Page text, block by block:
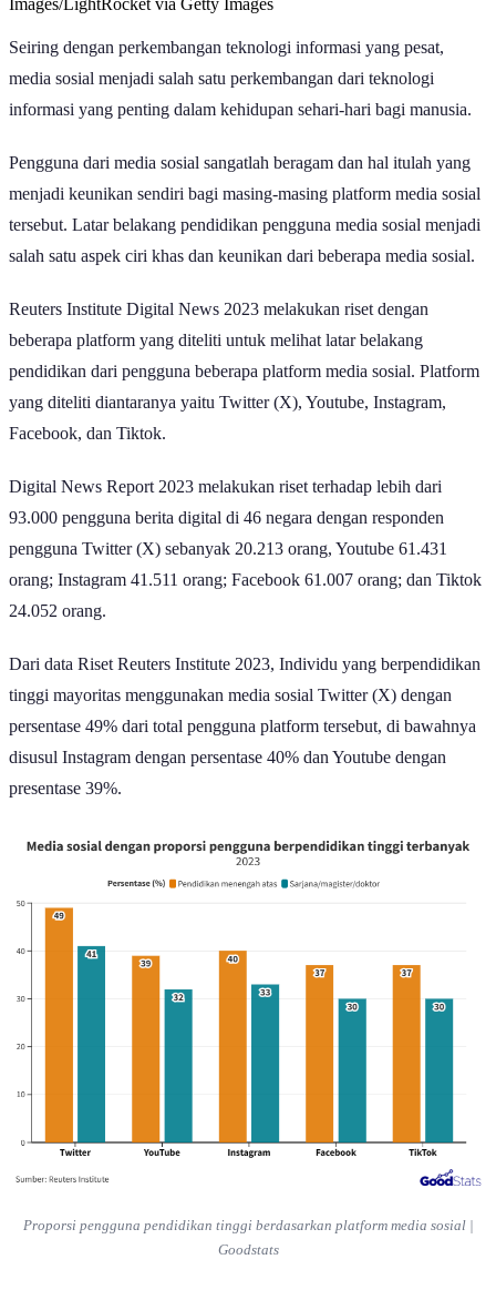
Seiring dengan perkembangan teknologi informasi yang pesat,
media sosial menjadi salah satu perkembangan dari teknologi
informasi yang penting dalam kehidupan sehari-hari bagi manusia.
Pengguna dari media sosial sangatlah beragam dan hal itulah yang
menjadi keunikan sendiri bagi masing-masing platform media sosial
tersebut. Latar belakang pendidikan pengguna media sosial menjadi
salah satu aspek ciri khas dan keunikan dari beberapa media sosial.
Reuters Institute Digital News 2023 melakukan riset dengan
beberapa platform yang diteliti untuk melihat latar belakang
pendidikan dari pengguna beberapa platform media sosial. Platform
yang diteliti diantaranya yaitu Twitter (X), Youtube, Instagram,
Facebook, dan Tiktok.
Digital News Report 2023 melakukan riset terhadap lebih dari
93.000 pengguna berita digital di 46 negara dengan responden
pengguna Twitter (X) sebanyak 20.213 orang, Youtube 61.431
orang; Instagram 41.511 orang; Facebook 61.007 orang; dan Tiktok
24.052 orang.
Dari data Riset Reuters Institute 2023, Individu yang berpendidikan
tinggi mayoritas menggunakan media sosial Twitter (X) dengan
persentase 49% dari total pengguna platform tersebut, di bawahnya
disusul Instagram dengan persentase 40% dan Youtube dengan
presentase 39%.
Proporsi pengguna pendidikan tinggi berdasarkan platform media sosial |
Goodstats